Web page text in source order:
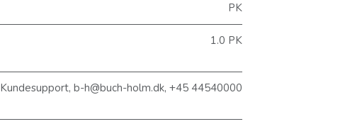
PK
1.0 PK
Kundesupport, b-h@buch-holm.dk, +45 44540000